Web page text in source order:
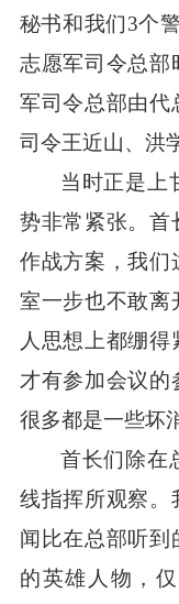
秘书和我们3个
志愿军司令总部
军司令总部由代
司令王近山、洪
当时正是上
势非常紧张。首
作战方案，我们
室一步也不敢离
人思想上都绷
才有参加会议的
很多都是一些坏
首长们除在
线指挥所观察。
闻比在总部听到
的英雄人物，